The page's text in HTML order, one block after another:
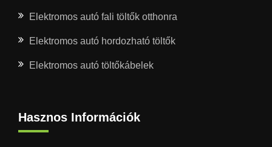
Elektromos autó fali töltők otthonra
Elektromos autó hordozható töltők
Elektromos autó töltőkábelek
Hasznos Információk